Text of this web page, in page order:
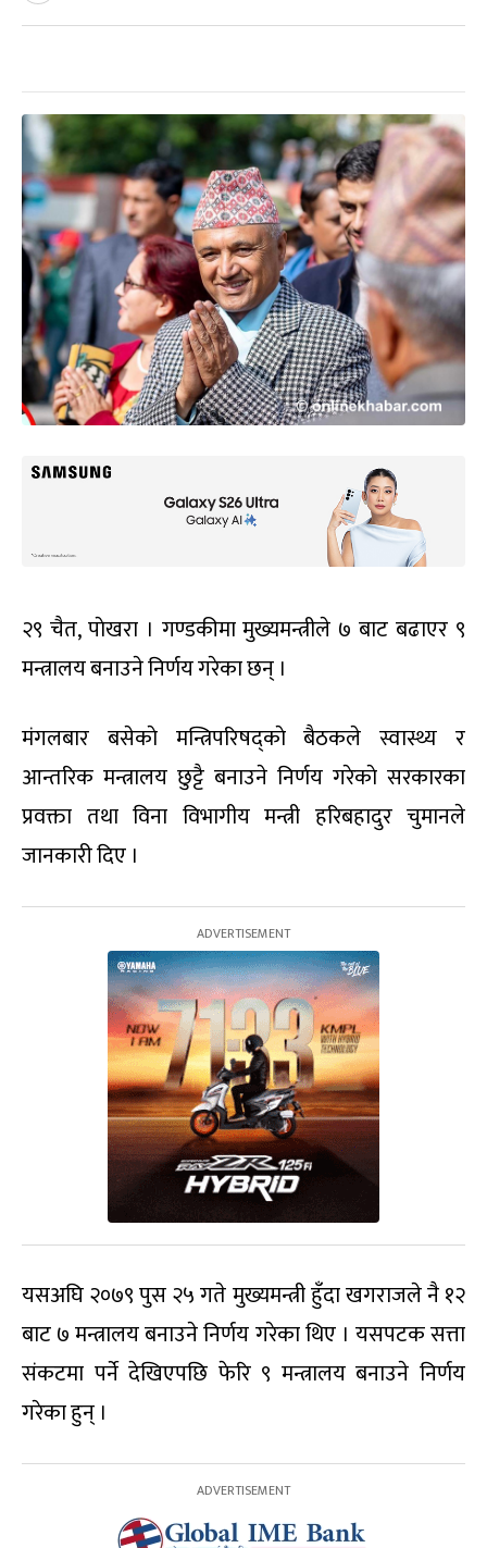
२९ चैत, पाेखरा । गण्डकीमा मुख्यमन्त्रीले ७ बाट बढाएर ९
मन्त्रालय बनाउने निर्णय गरेका छन् ।
मंगलबार बसेकाे मन्त्रिपरिषद्काे बैठकले स्वास्थ्य र
आन्तरिक मन्त्रालय छुट्टै बनाउने निर्णय गरेकाे सरकारका
प्रवक्ता तथा विना विभागीय मन्त्री हरिबहादुर चुमानले
जानकारी दिए ।
यसअघि २०७९ पुस २५ गते मुख्यमन्त्री हुँदा खगराजले नै १२
बाट ७ मन्त्रालय बनाउने निर्णय गरेका थिए । यसपटक सत्ता
संकटमा पर्ने देखिएपछि फेरि ९ मन्त्रालय बनाउने निर्णय
गरेका हुन् ।